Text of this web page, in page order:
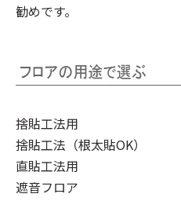
勧めです。
捨貼工法用
捨貼工法（根太貼OK）
直貼工法用
遮音フロア